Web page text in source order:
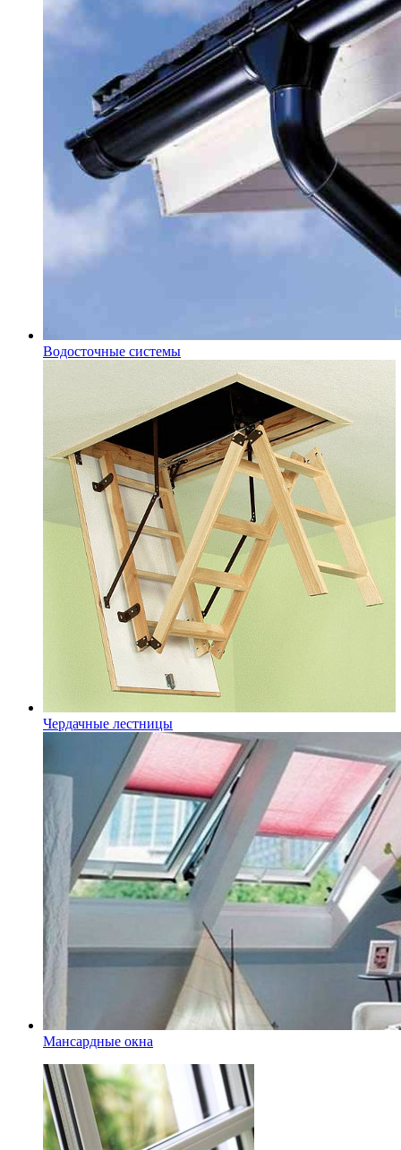
Водосточные системы
Чердачные лестницы
Мансардные окна